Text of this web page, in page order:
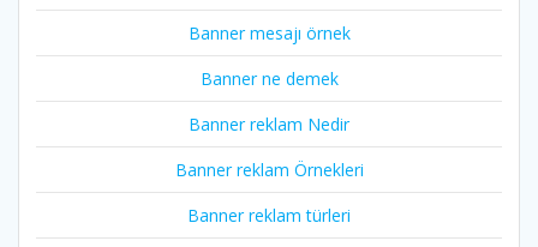
Banner mesajı örnek
Banner ne demek
Banner reklam Nedir
Banner reklam Örnekleri
Banner reklam türleri